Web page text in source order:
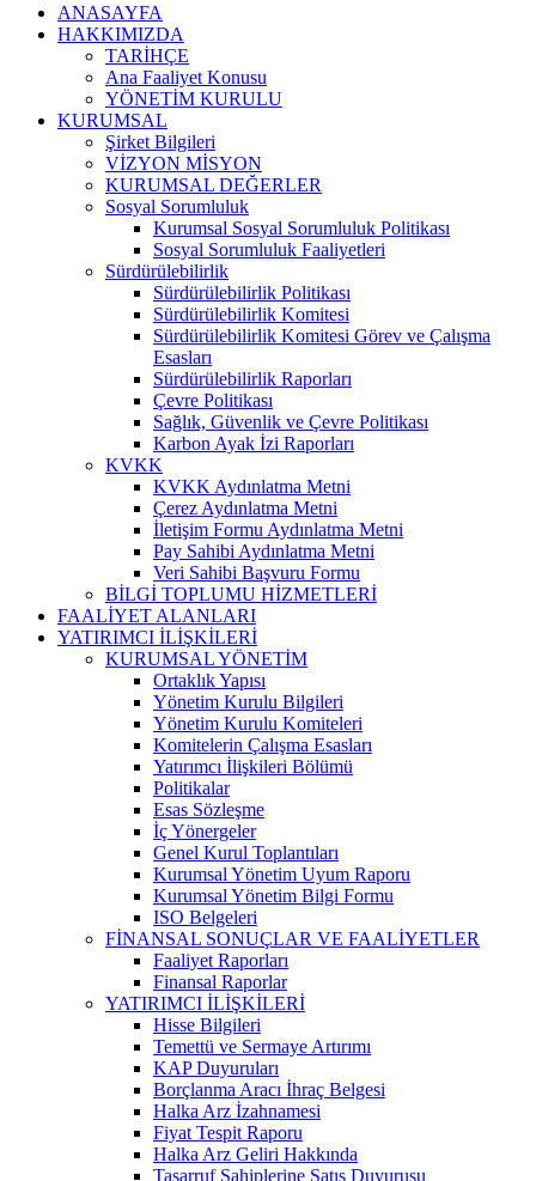
ANASAYFA
HAKKIMIZDA
TARİHÇE
Ana Faaliyet Konusu
YÖNETİM KURULU
KURUMSAL
Şirket Bilgileri
VİZYON MİSYON
KURUMSAL DEĞERLER
Sosyal Sorumluluk
Kurumsal Sosyal Sorumluluk Politikası
Sosyal Sorumluluk Faaliyetleri
Sürdürülebilirlik
Sürdürülebilirlik Politikası
Sürdürülebilirlik Komitesi
Sürdürülebilirlik Komitesi Görev ve Çalışma
Esasları
Sürdürülebilirlik Raporları
Çevre Politikası
Sağlık, Güvenlik ve Çevre Politikası
Karbon Ayak İzi Raporları
KVKK
KVKK Aydınlatma Metni
Çerez Aydınlatma Metni
İletişim Formu Aydınlatma Metni
Pay Sahibi Aydınlatma Metni
Veri Sahibi Başvuru Formu
BİLGİ TOPLUMU HİZMETLERİ
FAALİYET ALANLARI
YATIRIMCI İLİŞKİLERİ
KURUMSAL YÖNETİM
Ortaklık Yapısı
Yönetim Kurulu Bilgileri
Yönetim Kurulu Komiteleri
Komitelerin Çalışma Esasları
Yatırımcı İlişkileri Bölümü
Politikalar
Esas Sözleşme
İç Yönergeler
Genel Kurul Toplantıları
Kurumsal Yönetim Uyum Raporu
Kurumsal Yönetim Bilgi Formu
ISO Belgeleri
FİNANSAL SONUÇLAR VE FAALİYETLER
Faaliyet Raporları
Finansal Raporlar
YATIRIMCI İLİŞKİLERİ
Hisse Bilgileri
Temettü ve Sermaye Artırımı
KAP Duyuruları
Borçlanma Aracı İhraç Belgesi
Halka Arz İzahnamesi
Fiyat Tespit Raporu
Halka Arz Geliri Hakkında
Tasarruf Sahiplerine Satış Duyurusu